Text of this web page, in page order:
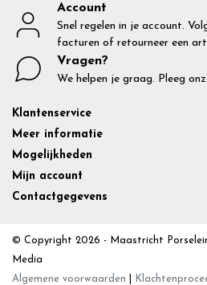
Account
Snel regelen in je account.
facturen of retourneer een
Vragen?
We helpen je graag. Pleeg
Klantenservice
Meer informatie
Mogelijkheden
Mijn account
Contactgegevens
© Copyright 2026 - Maastricht
Media
Algemene voorwaarden